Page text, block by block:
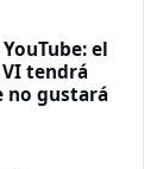
el
tendrá
no gustará